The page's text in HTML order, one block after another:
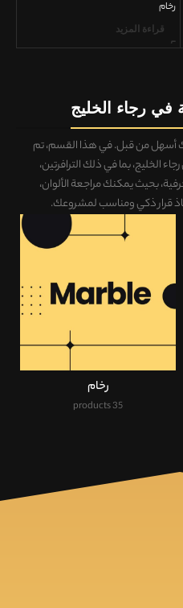
رخام
قراءة المزيد
في رجاء الخليج
أسهل من قبل. في هذا القسم، تم
الخليج، بما في ذلك الترافرتين،
، بحيث يمكنكمراجعة الألوان،
قرار ذكي ومناسب لمشروعك.
رخام
35 products